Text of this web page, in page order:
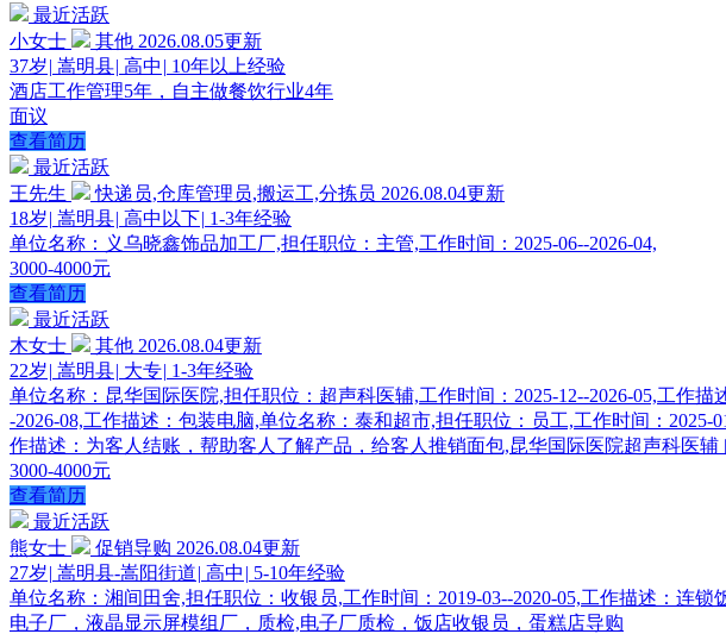
最近活跃
小女士
其他 2026.08.05更新
37岁| 嵩明县| 高中 | 10年以上经验
酒店工作管理5年，自主做餐饮行业4年
面议
查看简历
最近活跃
王先生
快递员,仓库管理员,搬运工,分拣员 2026.08.04更新
18岁| 嵩明县| 高中以下| 1-3年经验
单位名称：义乌晓鑫饰品加工厂,担任职位：主管,工作时间：2025-06--2026-04,
3000-4000元
查看简历
最近活跃
木女士
其他 2026.08.04更新
22岁| 嵩明县| 大专| 1-3年经验
单位名称：昆华国际医院,担任职位：超声科医辅,工作时间：2025-12--2026-05,工作
-2026-08,工作描述：包装电脑,单位名称：泰和超市,担任职位：员工,工作时间：
作描述：为客人结账，帮助客人了解产品，给客人推销面包,昆华国际医院超声科医
3000-4000元
查看简历
最近活跃
熊女士
促销导购 2026.08.04更新
27岁| 嵩明县-嵩阳街道| 高中 | 5-10年经验
单位名称：湘间田舍,担任职位：收银员,工作时间：2019-03--2020-05,工作描述：连
电子厂，液晶显示屏模组厂，质检,电子厂质检，饭店收银员，蛋糕店导购